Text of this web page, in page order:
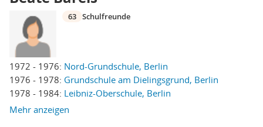
1972 - 1976: Nord-Grundschule, Berlin
1976 - 1978: Grundschule am Dielingsgrund, Berlin
1978 - 1984: Leibniz-Oberschule, Berlin
Mehr anzeigen
63 Schulfreunde